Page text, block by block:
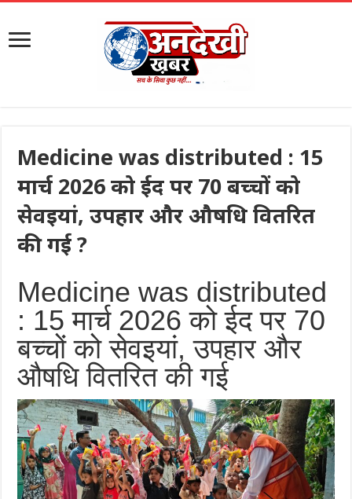
Medicine was distributed : 15
मार्च 2026 को ईद पर 70 बच्चों को
सेवइयां, उपहार और औषधि वितरित
की गई ?
Medicine was distributed
: 15 मार्च 2026 को ईद पर 70
बच्चों को सेवइयां, उपहार और
औषधि वितरित की गई